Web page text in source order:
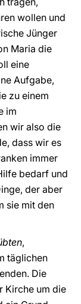
wollen und
Jünger
Maria die
eine
Aufgabe,
zu einem
im
wir also die
dass wir es
immer
bedarf und
der aber
sie mit den
,
täglichen
Die
Kirche um die